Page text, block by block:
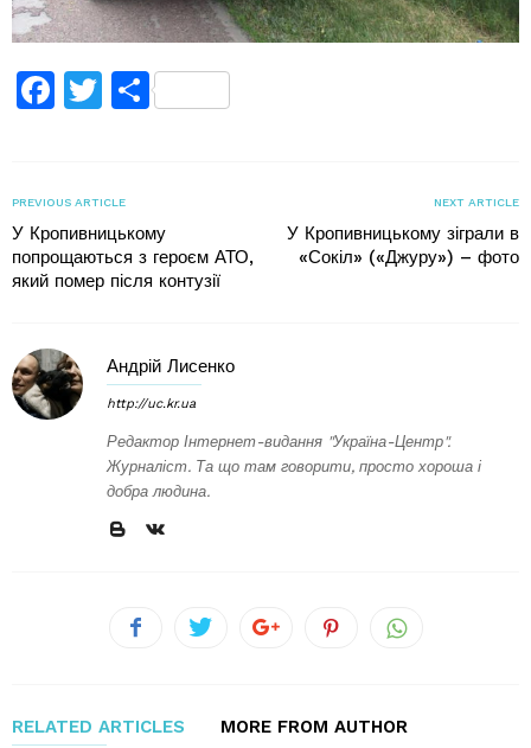
Facebook
TwitterПоділитися
PREVIOUS ARTICLE
У Кропивницькому
попрощаються з героєм АТО,
який помер після контузії
NEXT ARTICLE
У Кропивницькому зіграли в
«Сокіл» («Джуру») – фото
Андрій Лисенко
http://uc.kr.ua
Редактор Інтернет-видання "Україна-Центр".
Журналіст. Та що там говорити, просто хороша і
добра людина.
RELATED ARTICLES MORE FROM AUTHOR